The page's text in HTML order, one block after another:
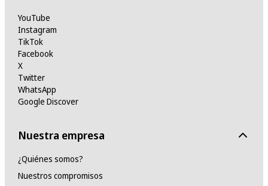
YouTube
Instagram
TikTok
Facebook
X
Twitter
WhatsApp
Google Discover
Nuestra empresa
¿Quiénes somos?
Nuestros compromisos